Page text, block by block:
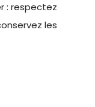
: respectez
les